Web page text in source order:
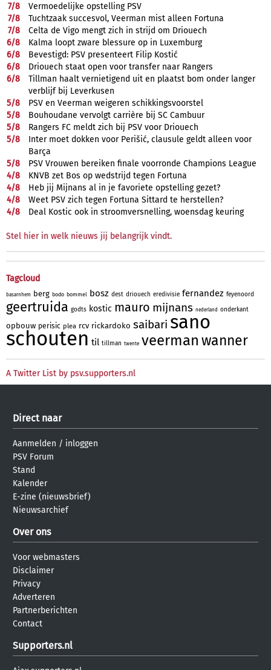
7/8
Vermoedelijke opstelling PSV
7/8
Tuchtzaak succesvol, Veerman mist alleen Fortuna
7/8
Celta de Vigo mengt zich in strijd om Driouech
6/8
Kalma loopt zware blessure op in Luxemburg
6/8
Bevestigd: PSV presenteert Filip Kostić
6/8
Driouech staat open voor transfer naar Rangers
6/8
Tillman haalt vernietigend uit en plaatst bom onder langer
verblijf bij Leverkusen
5/8
PSV en Veerman weigeren schikkingsvoorstel
5/8
Bouhoudane vervolgt carrière bij SC Cambuur
5/8
Rangers FC meldt zich bij PSV voor Driouech
5/8
Inter moet dokken voor Perišić, clausule geldt alleen voor
Barça
5/8
PSV Vrouwen bereiken finale voorronde Champions League
4/8
KNVB zet Bos op wedstrijd tegen Fortuna
4/8
Heb jij Mijnans al in je favoriete opstelling gezet?
4/8
Weet PSV zich tegen Fortuna Sittard te herstellen?
4/8 Deal Kostic ook in stroomversnelling, woensdag keuring
Stel hier in welk nieuws jij belangrijk vindt.
Tagcloud
basarnhem berg bodo bommel bosz dest driouech eredivisie fernandez feyenoord
geertruida godts kostic mauro mijnans nederland onderkant
opbouw perisic plea rcv rickardoko saibari sano
schouten til tillman twente veerman wanner
A Twitter List by psv.supporters.nl
Direct naar
Aanmelden / inloggen
PSV Forum
Stand
Kalender
E-zine (nieuwsbrief)
Nieuwsarchief
Over ons
Voor webmasters
Disclaimer
Privacy
Adverteren
Partnerberichten
Contact
Supporters.nl